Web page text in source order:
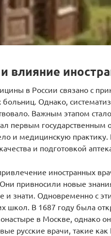
влияние
в России связано с
больниц. Однако,
Важным этапом
первым
и медицинскую практику.
и подготовкой
иностранных
привносили новые
и знати. Одновременно с
школ. В 1687 году была
в Москве, однако
русские врачи, такие